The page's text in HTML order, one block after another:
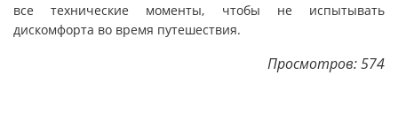
все технические моменты, чтобы не испытывать
дискомфорта во время путешествия.
Просмотров: 574